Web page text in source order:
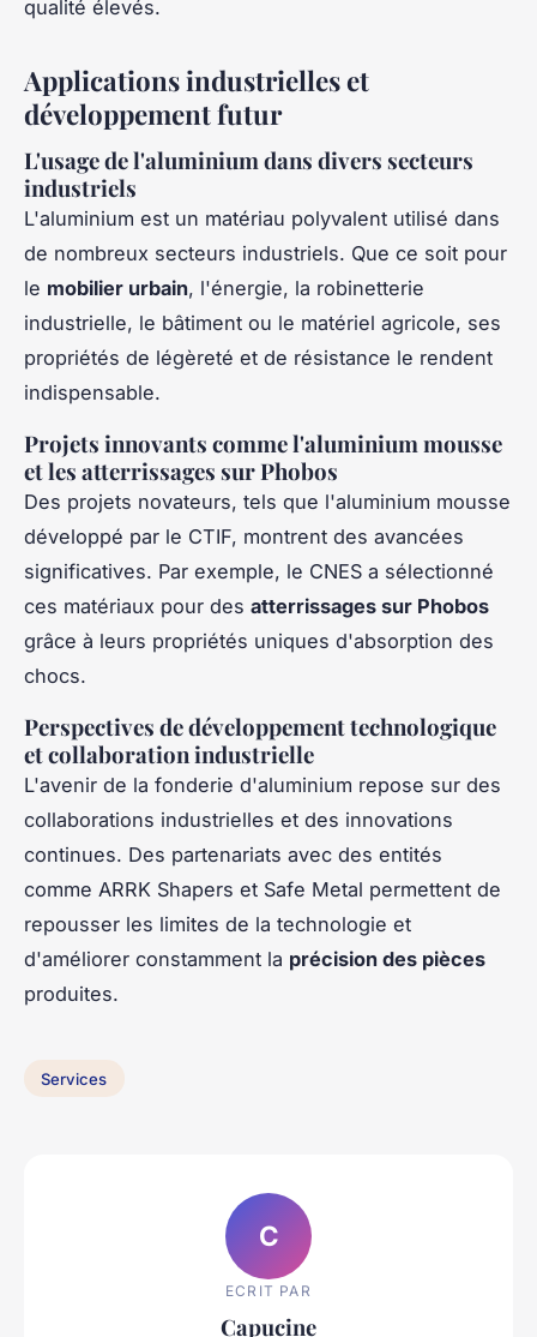
qualité élevés.
Applications industrielles et
développement futur
L'usage de l'aluminium dans divers secteurs
industriels
L'aluminium est un matériau polyvalent utilisé dans
de nombreux secteurs industriels. Que ce soit pour
le mobilier urbain, l'énergie, la robinetterie
industrielle, le bâtiment ou le matériel agricole, ses
propriétés de légèreté et de résistance le rendent
indispensable.
Projets innovants comme l'aluminium mousse
et les atterrissages sur Phobos
Des projets novateurs, tels que l'aluminium mousse
développé par le CTIF, montrent des avancées
significatives. Par exemple, le CNES a sélectionné
ces matériaux pour des atterrissages sur Phobos
grâce à leurs propriétés uniques d'absorption des
chocs.
Perspectives de développement technologique
et collaboration industrielle
L'avenir de la fonderie d'aluminium repose sur des
collaborations industrielles et des innovations
continues. Des partenariats avec des entités
comme ARRK Shapers et Safe Metal permettent de
repousser les limites de la technologie et
d'améliorer constamment la précision des pièces
produites.
Services
C
ECRIT PAR
Capucine